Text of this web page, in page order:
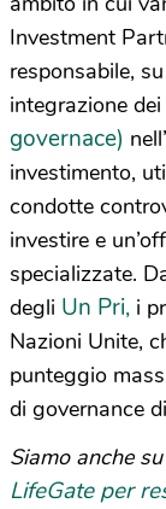
Investment
responsabile,
integrazione dei
governace)
investimento,
condotte
investire e
specializzate.
degli Un Pri, i
Nazioni Unite,
punteggio
di governance
Siamo anche
LifeGate per